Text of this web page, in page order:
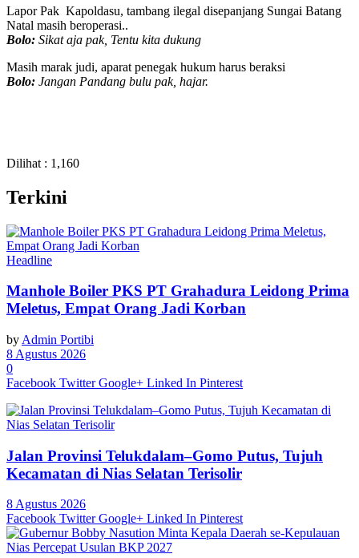
Lapor Pak Kapoldasu, tambang ilegal disepanjang Sungai Batang
Natal masih beroperasi..
Bolo: Sikat aja pak, Tentu kita dukung
Masih marak judi, aparat penegak hukum harus beraksi
Bolo: Jangan Pandang bulu pak, hajar.
Dilihat : 1,160
Terkini
Headline
Manhole Boiler PKS PT Grahadura Leidong Prima
Meletus, Empat Orang Jadi Korban
by Admin Portibi
8 Agustus 2026
0
Facebook Twitter Google+ Linked In Pinterest
Jalan Provinsi Telukdalam–Gomo Putus, Tujuh
Kecamatan di Nias Selatan Terisolir
8 Agustus 2026
Facebook Twitter Google+ Linked In Pinterest